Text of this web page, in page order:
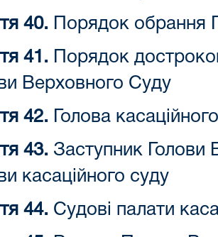
40. Порядок обрання
41. Порядок
Верховного Суду
42. Голова
43. Заступник Голови
касаційного суду
44. Судові палати